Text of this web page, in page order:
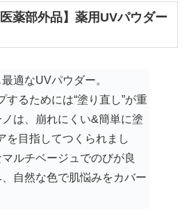
薬部外品】薬用UVパウダー
適なUVパウダー。
するためには“塗り直し”が重
は、崩れにくい&簡単に塗
を目指してつくられまし
ルチベージュでのびが良
自然な色で肌悩みをカバー